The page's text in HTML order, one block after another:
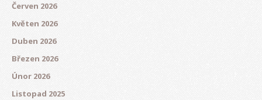
Červen 2026
Květen 2026
Duben 2026
Březen 2026
Únor 2026
Listopad 2025